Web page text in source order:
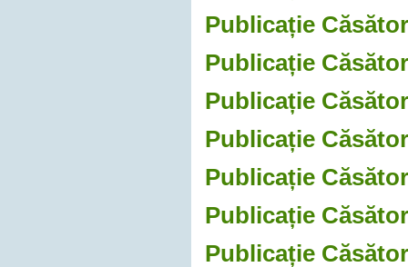
Publicație
Publicație
Publicație
Publicație
Publicație
Publicație
Publicație